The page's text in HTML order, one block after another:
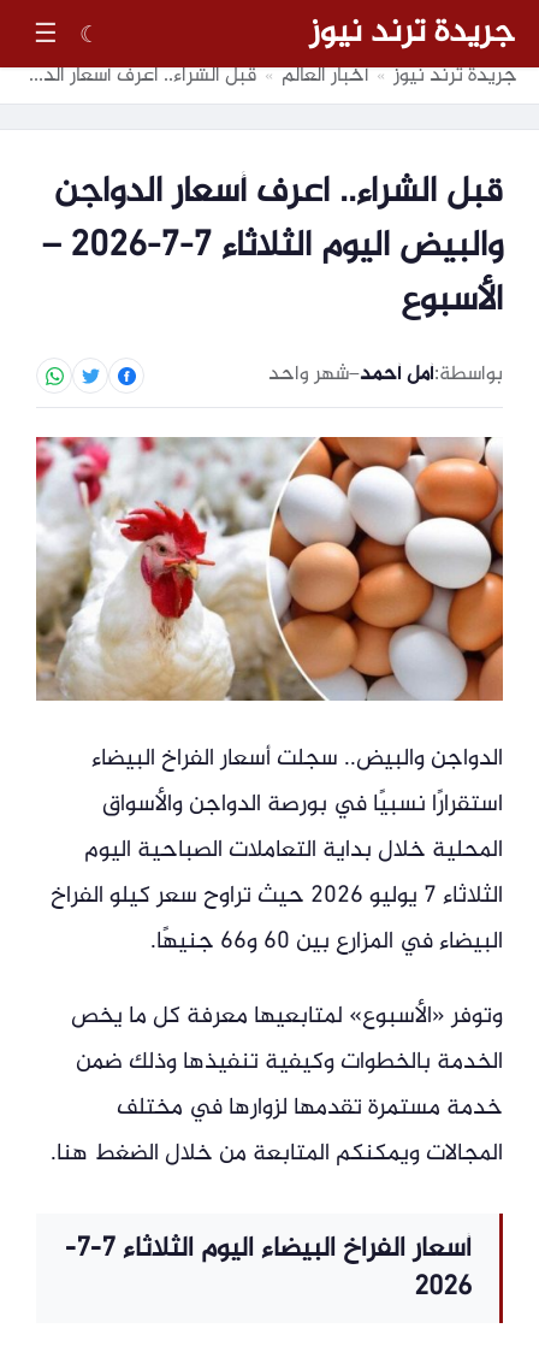
جريدة ترند نيوز ☾
☰
جريدة ترند نيوز » أخبار العالم » قبل الشراء.. اعرف أسعار الدواجن والبيض اليوم الثلاثاء 7-7-2026 – الأسبوع
قبل الشراء.. اعرف أسعار الدواجن
والبيض اليوم الثلاثاء 7-7-2026 –
الأسبوع
بواسطة:أمل أحمد–شهر واحد
الدواجن والبيض.. سجلت أسعار الفراخ البيضاء
استقرارًا نسبيًا في بورصة الدواجن والأسواق
المحلية خلال بداية التعاملات الصباحية اليوم
الثلاثاء 7 يوليو 2026 حيث تراوح سعر كيلو الفراخ
البيضاء في المزارع بين 60 و66 جنيهًا.
وتوفر «الأسبوع» لمتابعيها معرفة كل ما يخص
الخدمة بالخطوات وكيفية تنفيذها وذلك ضمن
خدمة مستمرة تقدمها لزوارها في مختلف
المجالات ويمكنكم المتابعة من خلال الضغط هنا.
أسعار الفراخ البيضاء اليوم الثلاثاء 7-7-
2026